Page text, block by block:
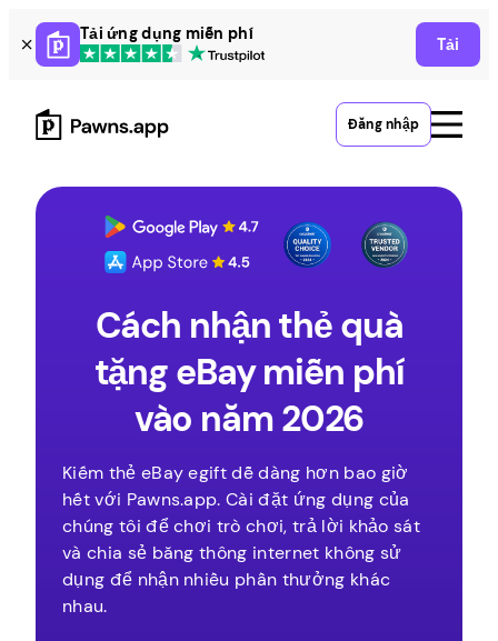
Skip
to
content
Tải ứng dụng miễn phí
Tải
Đăng nhập
Cách nhận thẻ quà
tặng eBay miễn phí
vào năm 2026
Kiếm thẻ eBay egift dễ dàng hơn bao giờ
hết với Pawns.app. Cài đặt ứng dụng của
chúng tôi để chơi trò chơi, trả lời khảo sát
và chia sẻ băng thông internet không sử
dụng để nhận nhiều phần thưởng khác
nhau.